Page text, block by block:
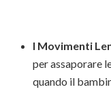
I Movimenti
per assaporare
quando il